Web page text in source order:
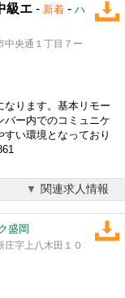
級エ - 新着 - ハ
央通１丁目７ー
なります。基本リモー
バー内でのコミュニケ
い環境となっており
関連求人情報
盛岡
字上八木田１０